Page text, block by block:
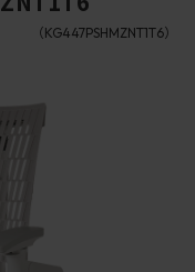
（KG447PSHMZNT1T6）